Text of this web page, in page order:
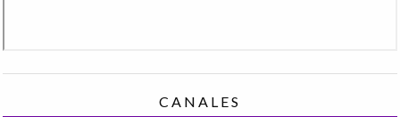
CANALES